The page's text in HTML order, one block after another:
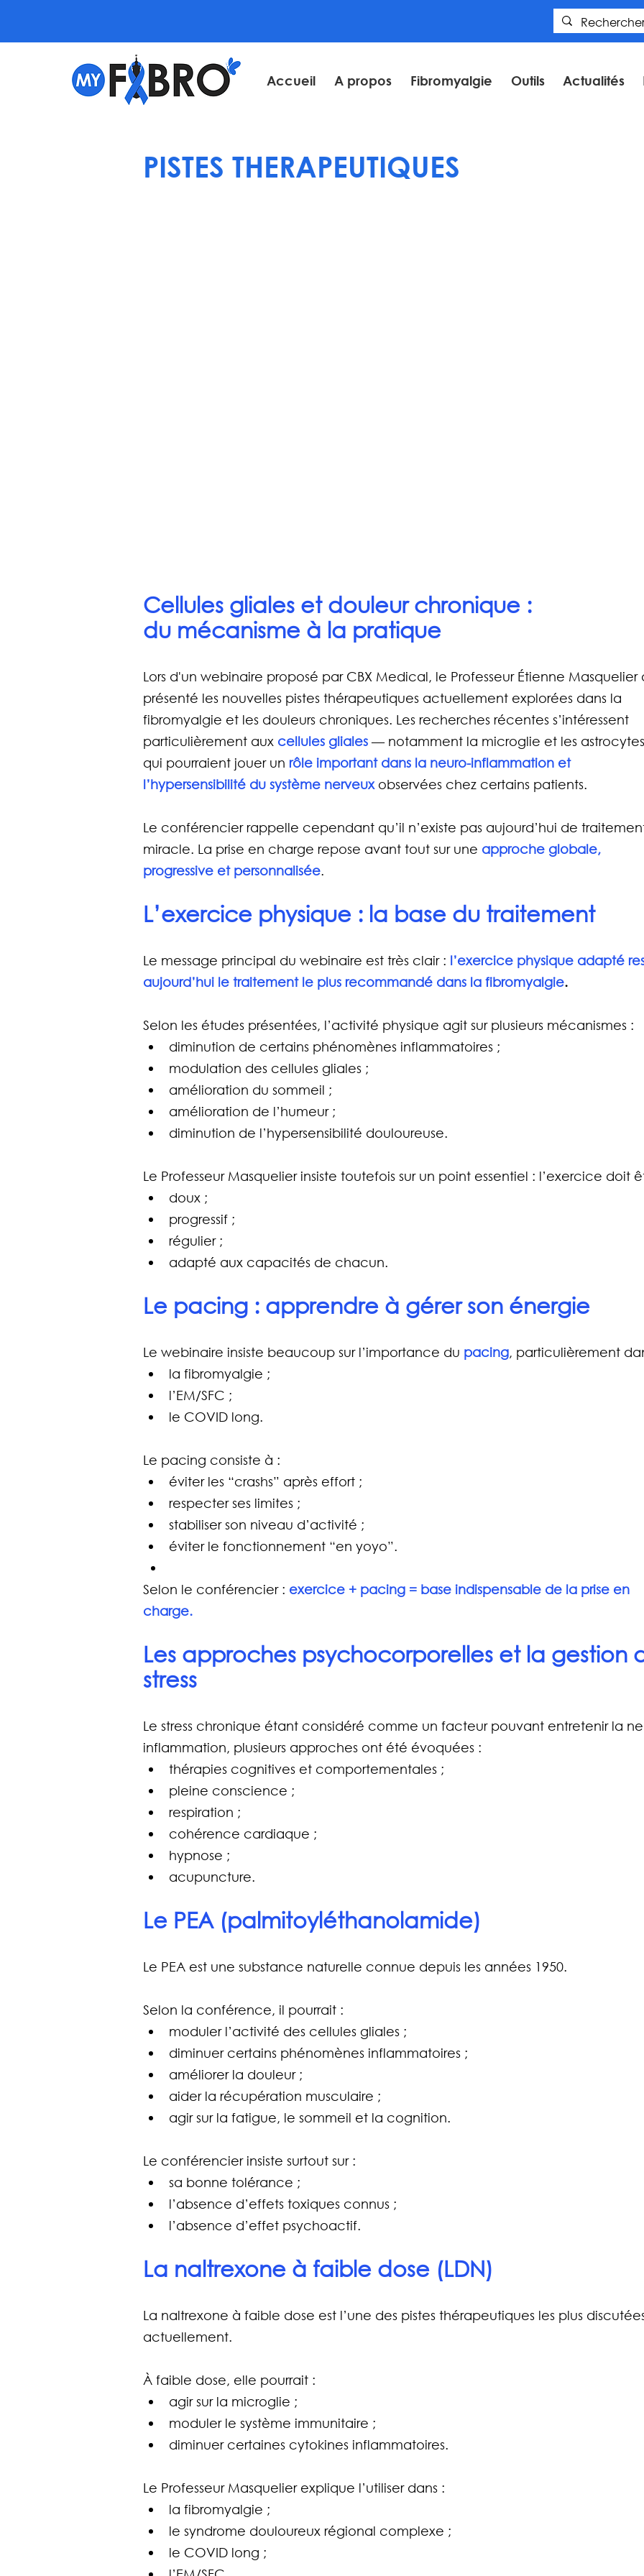
Accueil A propos Fibromyalgie Outils Actualités
PISTES THERAPEUTIQUES
Cellules gliales et douleur chronique :
du mécanisme à la pratique
Lors d'un webinaire proposé par CBX Medical, le Professeur Étienne
présenté les nouvelles pistes thérapeutiques actuellement explorées dans la
fibromyalgie et les douleurs chroniques. Les recherches récentes s’intéressent
particulièrement aux cellules gliales — notamment la microglie et les
qui pourraient jouer un rôle important dans la neuro-inflammation et
l’hypersensibilité du système nerveux observées chez certains patients.
Le conférencier rappelle cependant qu’il n’existe pas aujourd’hui de
miracle. La prise en charge repose avant tout sur une approche globale,
progressive et personnalisée.
L’exercice physique : la base du traitement
Le message principal du webinaire est très clair : l’exercice physique adapté
aujourd’hui le traitement le plus recommandé dans la fibromyalgie.
Selon les études présentées, l’activité physique agit sur plusieurs mécanismes :
diminution de certains phénomènes inflammatoires ;
modulation des cellules gliales ;
amélioration du sommeil ;
amélioration de l’humeur ;
diminution de l’hypersensibilité douloureuse.
Le Professeur Masquelier insiste toutefois sur un point essentiel : l’exercice doit
doux ;
progressif ;
régulier ;
adapté aux capacités de chacun.
Le pacing : apprendre à gérer son énergie
Le webinaire insiste beaucoup sur l’importance du pacing, particulièrement
la fibromyalgie ;
l’EM/SFC ;
le COVID long.
Le pacing consiste à :
éviter les “crashs” après effort ;
respecter ses limites ;
stabiliser son niveau d’activité ;
éviter le fonctionnement “en yoyo”.
Selon le conférencier : exercice + pacing = base indispensable de la prise en
charge.
Les approches psychocorporelles et la gestion
stress
Le stress chronique étant considéré comme un facteur pouvant entretenir la
inflammation, plusieurs approches ont été évoquées :
thérapies cognitives et comportementales ;
pleine conscience ;
respiration ;
cohérence cardiaque ;
hypnose ;
acupuncture.
Le PEA (palmitoyléthanolamide)
Le PEA est une substance naturelle connue depuis les années 1950.
Selon la conférence, il pourrait :
moduler l’activité des cellules gliales ;
diminuer certains phénomènes inflammatoires ;
améliorer la douleur ;
aider la récupération musculaire ;
agir sur la fatigue, le sommeil et la cognition.
Le conférencier insiste surtout sur :
sa bonne tolérance ;
l’absence d’effets toxiques connus ;
l’absence d’effet psychoactif.
La naltrexone à faible dose (LDN)
La naltrexone à faible dose est l’une des pistes thérapeutiques les plus
actuellement.
À faible dose, elle pourrait :
agir sur la microglie ;
moduler le système immunitaire ;
diminuer certaines cytokines inflammatoires.
Le Professeur Masquelier explique l’utiliser dans :
la fibromyalgie ;
le syndrome douloureux régional complexe ;
le COVID long ;